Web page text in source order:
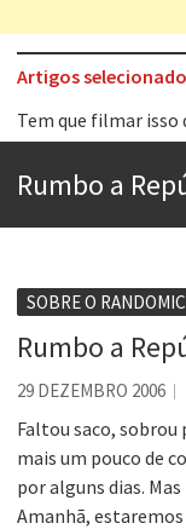
Artigos
Tem que filmar isso
Aprender a
Esse tal de Rock
Os causos de Jorge
Voto obrigatório é
Se queres salvar o
Rumbo a
SOBRE O
Rumbo a
29 DEZEMBRO 2006
Faltou saco,
mais um pouco de
por alguns dias.
Amanhã,